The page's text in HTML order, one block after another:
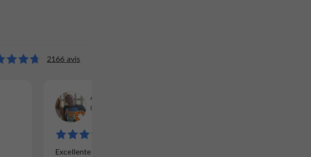
2166 avis
Avis publié par
le 22/07/2026
Excellente bière. Les prix sont trop élevés.